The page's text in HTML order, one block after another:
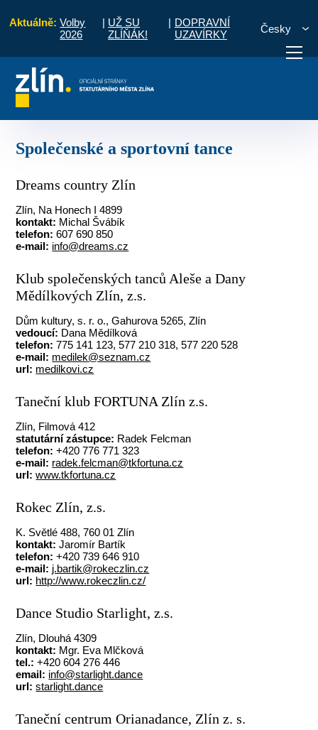
Aktuálně: Volby
2026
| UŽ SU
ZLÍŇÁK!
| DOPRAVNÍ
UZAVÍRKY
Česky
vyřídit
Společenské a sportovní tance
Dreams country Zlín
Zlín, Na Honech I 4899
kontakt: Michal Švábík
telefon: 607 690 850
e-mail: info@dreams.cz
Klub společenských tanců Aleše a Dany
Mědílkových Zlín, z.s.
Dům kultury, s. r. o., Gahurova 5265, Zlín
vedoucí: Dana Mědílková
telefon: 775 141 123, 577 210 318, 577 220 528
e-mail: medilek@seznam.cz
url: medilkovi.cz
Taneční klub FORTUNA Zlín z.s.
Zlín, Filmová 412
statutární zástupce: Radek Felcman
telefon: +420 776 771 323
e-mail: radek.felcman@tkfortuna.cz
url: www.tkfortuna.cz
Rokec Zlín, z.s.
K. Světlé 488, 760 01 Zlín
kontakt: Jaromír Bartík
telefon: +420 739 646 910
e-mail: j.bartik@rokeczlin.cz
url: http://www.rokeczlin.cz/
Dance Studio Starlight, z.s.
Zlín, Dlouhá 4309
kontakt: Mgr. Eva Mlčková
tel.: +420 604 276 446
email: info@starlight.dance
url: starlight.dance
Taneční centrum Orianadance, Zlín z. s.